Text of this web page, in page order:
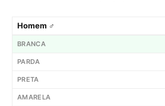
Homem ♂